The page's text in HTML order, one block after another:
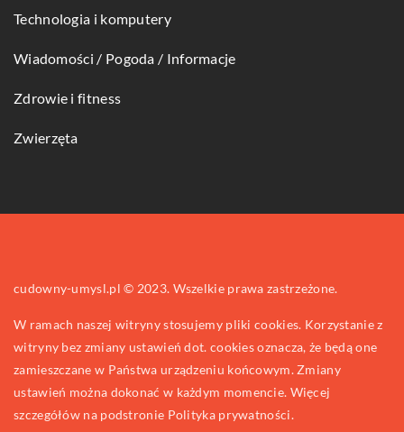
Technologia i komputery
Wiadomości / Pogoda / Informacje
Zdrowie i fitness
Zwierzęta
cudowny-umysl.pl © 2023. Wszelkie prawa zastrzeżone.
W ramach naszej witryny stosujemy pliki cookies. Korzystanie z
witryny bez zmiany ustawień dot. cookies oznacza, że będą one
zamieszczane w Państwa urządzeniu końcowym. Zmiany
ustawień można dokonać w każdym momencie. Więcej
szczegółów na podstronie Polityka prywatności.